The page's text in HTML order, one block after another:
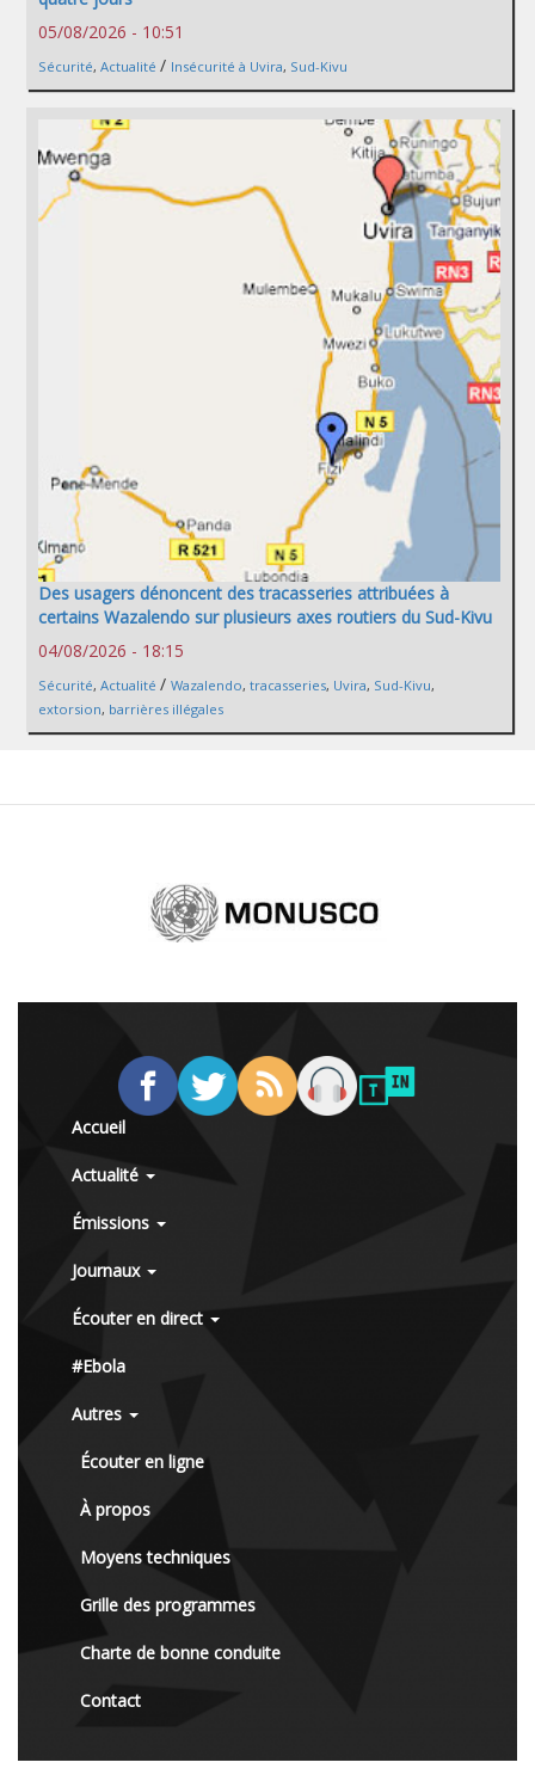
05/08/2026 - 10:51
Sécurité, Actualité / Insécurité à Uvira, Sud-Kivu
Des usagers dénoncent des tracasseries attribuées à
certains Wazalendo sur plusieurs axes routiers du Sud-Kivu
04/08/2026 - 18:15
Sécurité, Actualité / Wazalendo, tracasseries, Uvira, Sud-Kivu,
extorsion, barrières illégales
Accueil
Actualité
Émissions
Journaux
Écouter en direct
#Ebola
Autres
Écouter en ligne
À propos
Moyens techniques
Grille des programmes
Charte de bonne conduite
Contact